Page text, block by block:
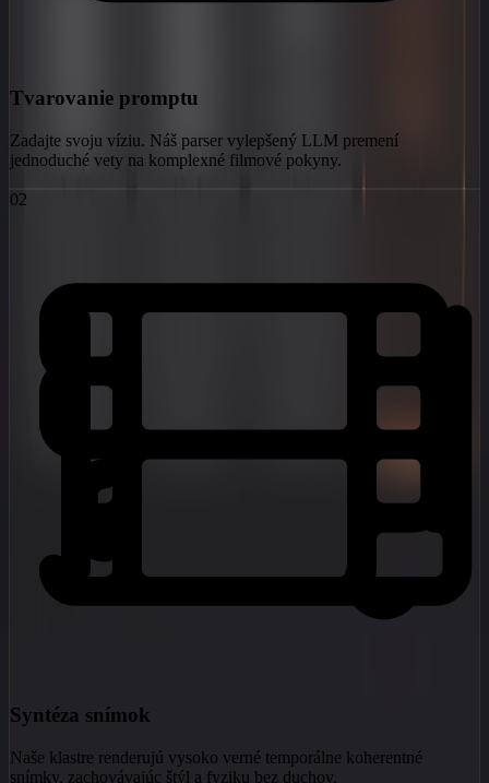
Tvarovanie promptu
Zadajte svoju víziu. Náš parser vylepšený LLM premení
jednoduché vety na komplexné filmové pokyny.
02
Syntéza snímok
Naše klastre renderujú vysoko verné temporálne koherentné
snímky, zachovávajúc štýl a fyziku bez duchov.